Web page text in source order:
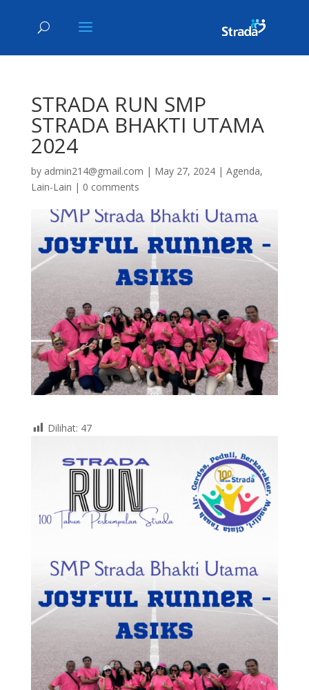
STRADA RUN SMP
STRADA BHAKTI UTAMA
2024
by admin214@gmail.com | May 27, 2024| Agenda,
Lain-Lain | 0 comments
Dilihat: 47